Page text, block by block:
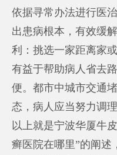
依据寻常办法进行医
出患病根本，有效缓
利：挑选一家距离家
有益于帮助病人省去
便。都市中城市交通
态，病人应当努力调
以上就是宁波华厦牛
癣医院在哪里”的阐述